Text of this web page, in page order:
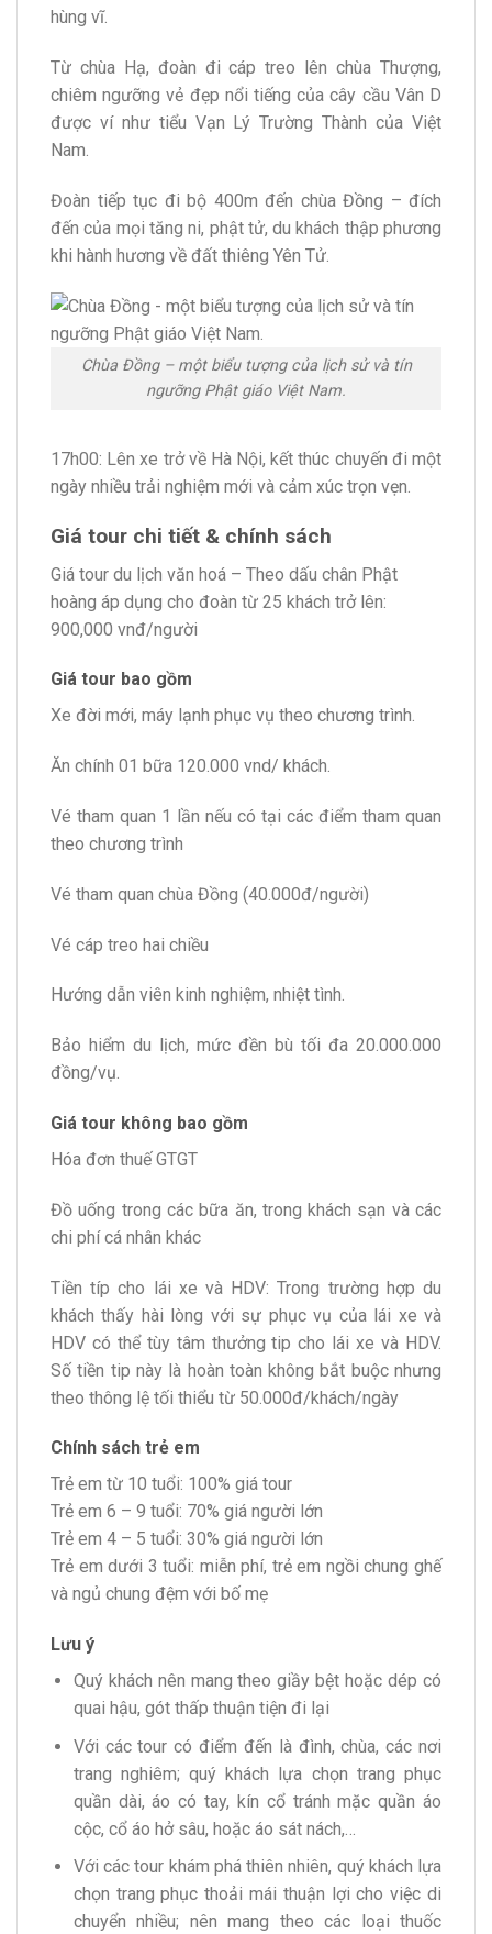
hùng vĩ.
Từ chùa Hạ, đoàn đi cáp treo lên chùa Thượng,
chiêm ngưỡng vẻ đẹp nổi tiếng của cây cầu Vân D
được ví như tiểu Vạn Lý Trường Thành của Việt
Nam.
Đoàn tiếp tục đi bộ 400m đến chùa Đồng – đích
đến của mọi tăng ni, phật tử, du khách thập phương
khi hành hương về đất thiêng Yên Tử.
Chùa Đồng – một biểu tượng của lịch sử và tín
ngưỡng Phật giáo Việt Nam.
17h00: Lên xe trở về Hà Nội, kết thúc chuyến đi một
ngày nhiều trải nghiệm mới và cảm xúc trọn vẹn.
Giá tour chi tiết & chính sách
Giá tour du lịch văn hoá – Theo dấu chân Phật
hoàng áp dụng cho đoàn từ 25 khách trở lên:
900,000 vnđ/người
Giá tour bao gồm
Xe đời mới, máy lạnh phục vụ theo chương trình.
Ăn chính 01 bữa 120.000 vnd/ khách.
Vé tham quan 1 lần nếu có tại các điểm tham quan
theo chương trình
Vé tham quan chùa Đồng (40.000đ/người)
Vé cáp treo hai chiều
Hướng dẫn viên kinh nghiệm, nhiệt tình.
Bảo hiểm du lịch, mức đền bù tối đa 20.000.000
đồng/vụ.
Giá tour không bao gồm
Hóa đơn thuế GTGT
Đồ uống trong các bữa ăn, trong khách sạn và các
chi phí cá nhân khác
Tiền típ cho lái xe và HDV: Trong trường hợp du
khách thấy hài lòng với sự phục vụ của lái xe và
HDV có thể tùy tâm thưởng tip cho lái xe và HDV.
Số tiền tip này là hoàn toàn không bắt buộc nhưng
theo thông lệ tối thiểu từ 50.000đ/khách/ngày
Chính sách trẻ em
Trẻ em từ 10 tuổi: 100% giá tour
Trẻ em 6 – 9 tuổi: 70% giá người lớn
Trẻ em 4 – 5 tuổi: 30% giá người lớn
Trẻ em dưới 3 tuổi: miễn phí, trẻ em ngồi chung ghế
và ngủ chung đệm với bố mẹ
Lưu ý
Quý khách nên mang theo giầy bệt hoặc dép có
quai hậu, gót thấp thuận tiện đi lại
Với các tour có điểm đến là đình, chùa, các nơi
trang nghiêm; quý khách lựa chọn trang phục
quần dài, áo có tay, kín cổ tránh mặc quần áo
cộc, cổ áo hở sâu, hoặc áo sát nách,…
Với các tour khám phá thiên nhiên, quý khách lựa
chọn trang phục thoải mái thuận lợi cho việc di
chuyển nhiều; nên mang theo các loại thuốc